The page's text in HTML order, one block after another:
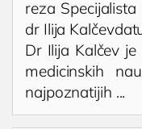
Dijagnostika
Ispitivanje
Tromesečna
upale do
OPŠTA I
reza
dr Ilija
Dr Ilija Kalčev
medicinskih
najpoznatijih ...